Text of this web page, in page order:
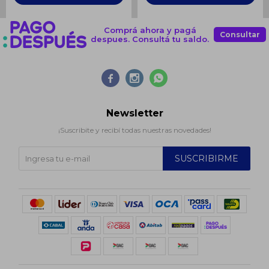
Comprá ahora y pagá
despues. Consultá tu saldo.
Consultar
  
Newsletter
¡Suscribite y recibí todas nuestras novedades!
SUSCRIBIRME